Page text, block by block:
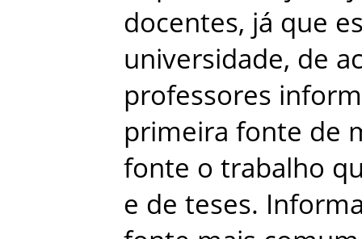
docentes, já que
universidade, de
professores
primeira fonte de
fonte o trabalho
e de teses.